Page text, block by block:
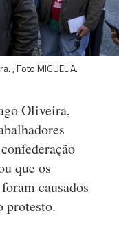
, Foto MIGUEL A.
Oliveira,
que os
causados
protesto.